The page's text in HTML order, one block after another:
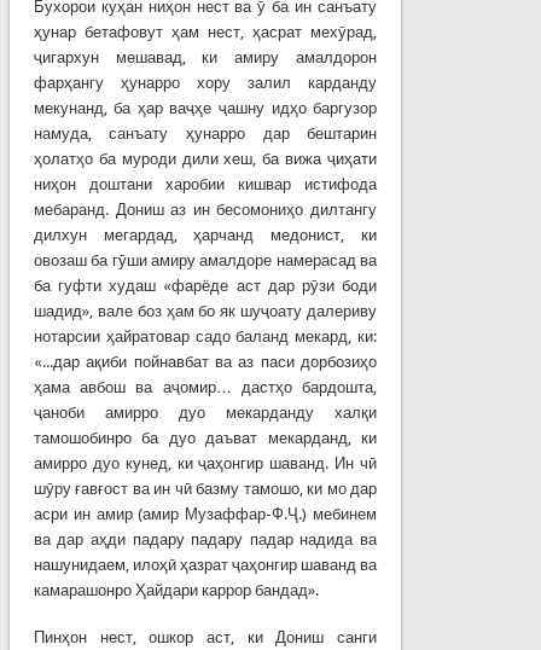
Бухорои куҳан ниҳон нест ва ӯ ба ин санъату
ҳунар бетафовут ҳам нест, ҳасрат мехӯрад,
ҷигархун мешавад, ки амиру амалдорон
фарҳангу ҳунарро хору залил карданду
мекунанд, ба ҳар ваҷҳе ҷашну идҳо баргузор
намуда, санъату ҳунарро дар бештарин
ҳолатҳо ба муроди дили хеш, ба вижа ҷиҳати
ниҳон доштани харобии кишвар истифода
мебаранд. Дониш аз ин бесомониҳо дилтангу
дилхун мегардад, ҳарчанд медонист, ки
овозаш ба гӯши амиру амалдоре намерасад ва
ба гуфти худаш «фарёде аст дар рӯзи боди
шадид», вале боз ҳам бо як шуҷоату далериву
нотарсии ҳайратовар садо баланд мекард, ки:
«...дар ақиби пойнавбат ва аз паси дорбозиҳо
ҳама авбош ва аҷомир… дастҳо бардошта,
ҷаноби амирро дуо мекарданду халқи
тамошобинро ба дуо даъват мекарданд, ки
амирро дуо кунед, ки ҷаҳонгир шаванд. Ин чӣ
шӯру ғавғост ва ин чӣ базму тамошо, ки мо дар
асри ин амир (амир Музаффар-Ф.Ҷ.) мебинем
ва дар аҳди падару падару падар надида ва
нашунидаем, илоҳӣ ҳазрат ҷаҳонгир шаванд ва
камарашонро Ҳайдари каррор бандад».
Пинҳон нест, ошкор аст, ки Дониш санги